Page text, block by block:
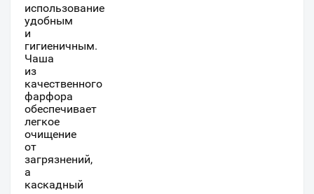
использование
удобным
и
гигиеничным.
Чаша
из
качественного
фарфора
обеспечивает
легкое
очищение
от
загрязнений,
а
каскадный